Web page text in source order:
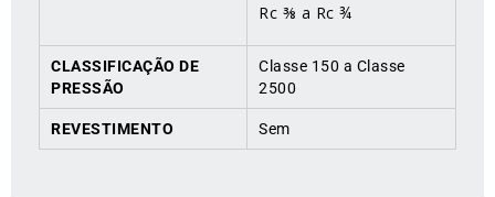
Rc ⅜ a Rc ¾
CLASSIFICAÇÃO DE
PRESSÃO
Classe 150 a Classe
2500
REVESTIMENTO Sem